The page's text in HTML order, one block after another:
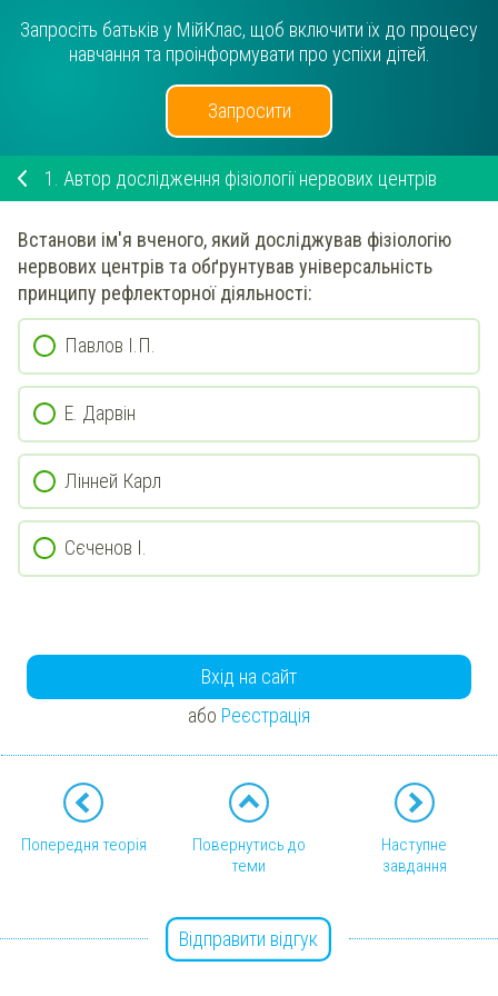
Запросіть батьків у МійКлас, щоб включити їх до процесу
навчання та проінформувати про успіхи дітей.
Запросити
1. Автор дослідження фізіології нервових центрів
Встанови ім'я вченого,який досліджував фізіологію
нервових центрів та обґрунтував універсальність
принципу рефлекторної діяльності:
Павлов І.П.
Е. Дарвін
Лінней Карл
Сєченов І.
Вхід на сайт
або Реєстрація
Попередня теорія
Повернутись до
теми
Наступне
завдання
Відправити відгук